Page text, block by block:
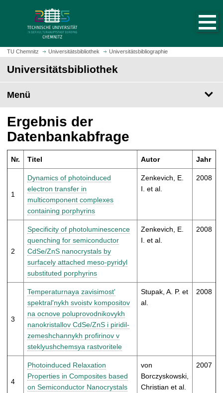
z
m
t
e
i
t
u
f
u
f
TU Chemnitz Universitätsbibliothek Universitätsbibliographie
Universitätsbibliothek
Menü
Ergebnis der
Datenbankabfrage
Nr. Titel Autor Jahr
1
Dynamics of photoinduced
electron transfer in
multicomponent complexes
containing porphyrins
Zenkevich, E.
I. et al.
2008
2
Specificity of photoluminescence
quenching for semiconductor
CdSe/ZnS nanocrystals by
surfacely attached meso-pyridyl
substituted porphyrins
Zenkevich, E.
I. et al.
2008
3
Temperaturnaya zavisimost'
spektral'nykh svoistv kompositov
na ocnove poluprovodnikovykh
nanokristallov CdSe/ZnS i piridil-
zemeshchannykh profirinov v
steklyushchemsya rastvoritele
Stupak, A. P. et
al.
2008
4
Photoinduced Relaxation
Properties in Composites based
on Semiconductor Nanocrystals
von
Borczyskowski,
Christian et al.
2007